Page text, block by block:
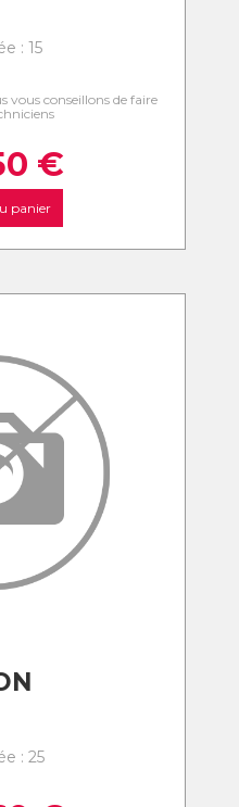
: 15
vous conseillons de faire
€
panier
: 25